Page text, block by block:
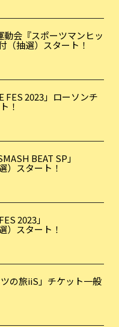
動会『スポーツマンヒッ
（抽選）スタート！
FES 2023」ローソンチ
！
BEAT SP」
）スタート！
2023」
）スタート！
の旅iiS」チケット一般